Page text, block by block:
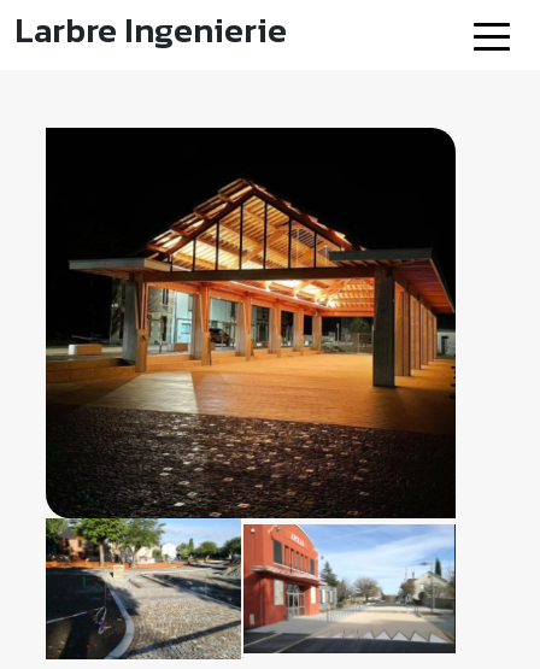
Larbre Ingenierie